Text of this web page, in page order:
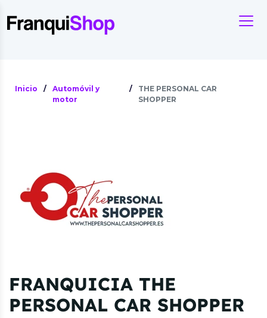
Inicio /
Automóvil y
motor
/
THE PERSONAL CAR
SHOPPER
FRANQUICIA THE
PERSONAL CAR SHOPPER